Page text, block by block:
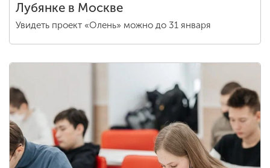
Лубянке в Москве
Увидеть проект «Олень» можно до 31 января